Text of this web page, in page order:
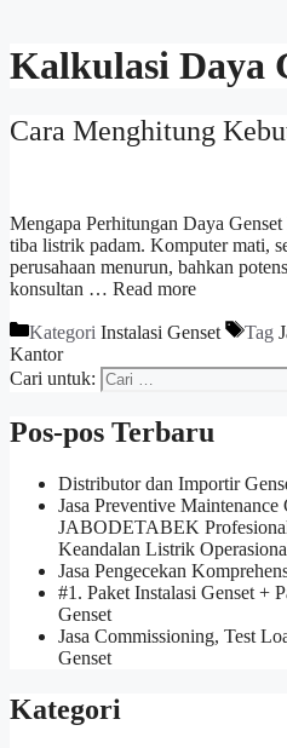
Kalkulasi Daya
Cara Menghitung
Mengapa Perhitungan Daya
tiba listrik padam. Komputer mati,
perusahaan menurun, bahkan
konsultan … Read more
Kategori Instalasi Genset Tag
Kantor
Cari untuk:
Pos-pos Terbaru
Distributor dan Importir
Jasa Preventive Maintenance
JABODETABEK
Keandalan Listrik
Jasa Pengecekan
#1. Paket Instalasi Genset +
Genset
Jasa Commissioning, Test
Genset
Kategori